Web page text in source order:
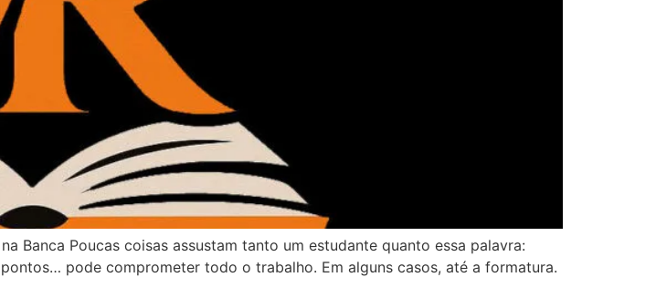
Banca Poucas coisas assustam tanto um estudante quanto essa palavra:
pode comprometer todo o trabalho. Em alguns casos, até a formatura.